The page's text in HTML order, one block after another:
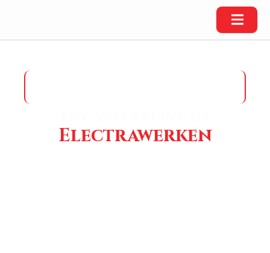
Electrawerken